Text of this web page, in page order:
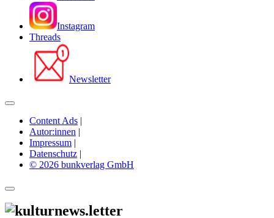
Instagram
Threads
Newsletter
Content Ads |
Autor:innen |
Impressum |
Datenschutz |
© 2026 bunkverlag GmbH